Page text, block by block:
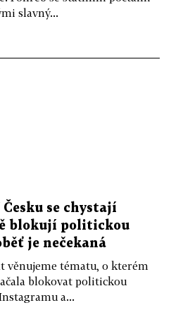
slavný...
se chystají
blokují politickou
je nečekaná
věnujeme tématu, o kterém
blokovat politickou
a...